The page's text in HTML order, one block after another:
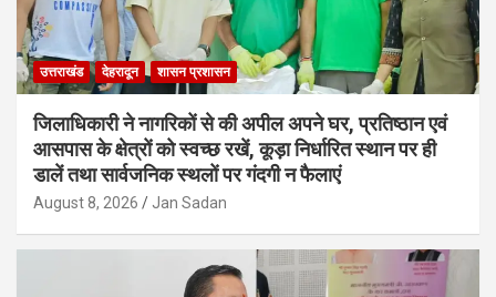
उत्तराखंड देहरादून शासन प्रशासन
जिलाधिकारी ने नागरिकों से की अपील अपने घर, प्रतिष्ठान एवं
आसपास के क्षेत्रों को स्वच्छ रखें, कूड़ा निर्धारित स्थान पर ही
डालें तथा सार्वजनिक स्थलों पर गंदगी न फैलाएं
August 8, 2026 Jan Sadan